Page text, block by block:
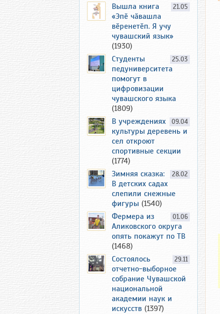
21.05
Вышла книга
«Эпӗ чӑвашла
вӗренетӗп. Я учу
чувашский язык»
(1930)
25.03
Студенты
педуниверситета
помогут в
цифровизации
чувашского языка
(1809)
09.04
В учреждениях
культуры деревень и
сел откроют
спортивные секции
(1774)
28.02
Зимняя сказка:
В детских садах
слепили снежные
фигуры (1540)
01.06
Фермера из
Аликовского округа
опять покажут по ТВ
(1468)
29.11
Состоялось
отчетно-выборное
собрание Чувашской
национальной
академии наук и
искусств (1397)